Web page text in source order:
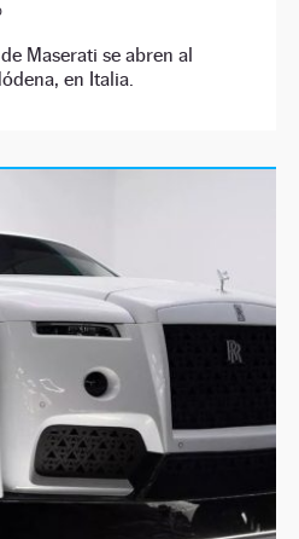
Maserati se abren al
en Italia.